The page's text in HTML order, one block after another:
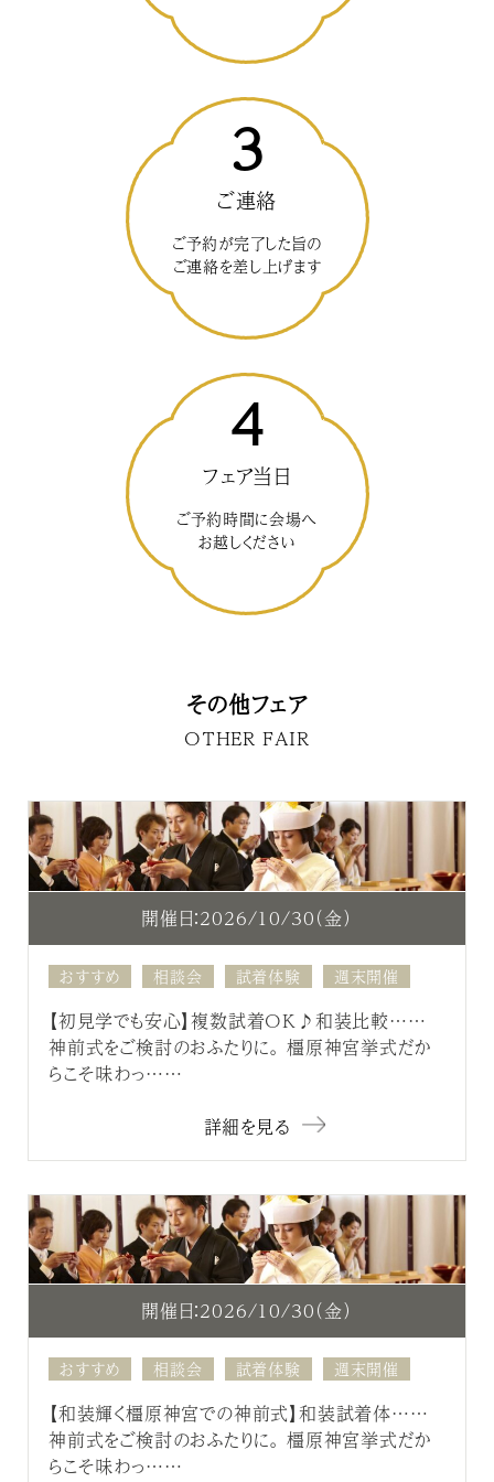
3
ご連絡
ご予約が完了した旨の
ご連絡を差し上げます
4
フェア当日
ご予約時間に会場へ
お越しください
その他フェア
OTHER FAIR
開催日：2026/10/30（金）
おすすめ 相談会 試着体験 週末開催
【初見学でも安心】複数試着OK♪和装比較……
神前式をご検討のおふたりに。 橿原神宮挙式だか
らこそ味わっ……
詳細を見る
開催日：2026/10/30（金）
おすすめ 相談会 試着体験 週末開催
【和装輝く橿原神宮での神前式】和装試着体……
神前式をご検討のおふたりに。 橿原神宮挙式だか
らこそ味わっ……